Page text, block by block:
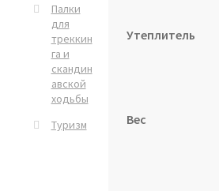
Утеплитель
Вес
Палки
для
треккин
га и
скандин
авской
ходьбы
Туризм